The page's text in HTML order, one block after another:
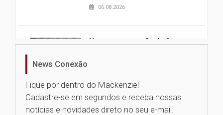
06.08.2026
Nova apresentação do Centro
Universidade Mackenzie
realizará nova edição da Feira
News Conexão
Fique por dentro do Mackenzie!
Cadastre-se em segundos e receba nossas
notícias e novidades direto no seu e-mail.